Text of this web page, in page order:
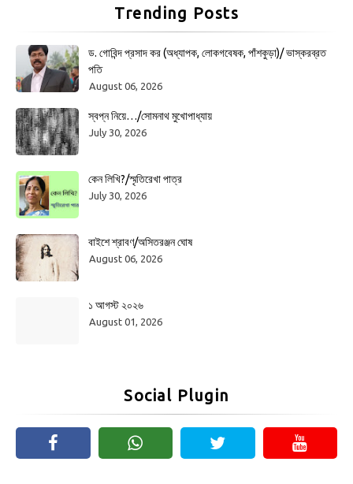
Trending Posts
ড. গোবিন্দ প্রসাদ কর (অধ্যাপক, লোকগবেষক, পাঁশকুড়া)/ ভাস্করব্রত
পতি
August 06, 2026
স্বপ্ন নিয়ে…/সোমনাথ মুখোপাধ্যায়
July 30, 2026
কেন লিখি?/স্মৃতিরেখা পাত্র
July 30, 2026
বাইশে শ্রাবণ/অসিতরঞ্জন ঘোষ
August 06, 2026
১ আগস্ট ২০২৬
August 01, 2026
Social Plugin